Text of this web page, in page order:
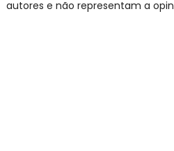
autores e não representam a